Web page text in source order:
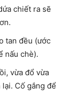
chiết ra sẽ
tan đều (ước
nấu chè).
vừa đổ vừa
Cố gắng để